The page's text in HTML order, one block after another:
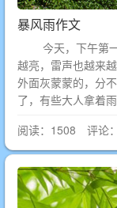
暴风雨作文
今天，下午第一
越亮，雷声也越来
外面灰蒙蒙的，
了，有些大人拿着
阅读：1508 评论